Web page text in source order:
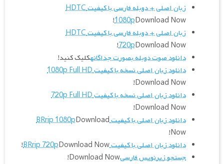
زبان اصلی + دوبله فارسی با کیفیت HDTC
1080pDownload Now!
زبان اصلی + دوبله فارسی با کیفیت HDTC
720pDownload Now!
دانلود صوت دوبله بصورت جداگانهکلیک کنید!
دانلود زبان اصلی نسخه با کیفیت 1080p Full HD
Download Now!
دانلود زبان اصلی نسخه با کیفیت 720p Full HD
Download Now!
دانلود زبان اصلی با کیفیت BRrip 1080pDownload
Now!
دانلود زبان اصلی با کیفیت BRrip 720pDownload Now!
جستجو زیرنویس فارسیDownload Now!